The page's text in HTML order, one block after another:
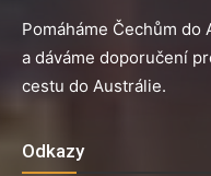
Pomáháme Čechům
a dáváme doporučení
cestu do Austrálie.
Odkazy